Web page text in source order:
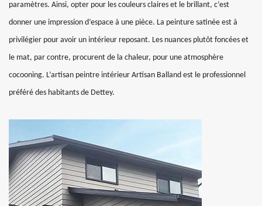
paramètres. Ainsi, opter pour les couleurs claires et le brillant, c’est
donner une impression d’espace à une pièce. La peinture satinée est à
privilégier pour avoir un intérieur reposant. Les nuances plutôt foncées et
le mat, par contre, procurent de la chaleur, pour une atmosphère
cocooning. L’artisan peintre intérieur Artisan Balland est le professionnel
préféré des habitants de Dettey.